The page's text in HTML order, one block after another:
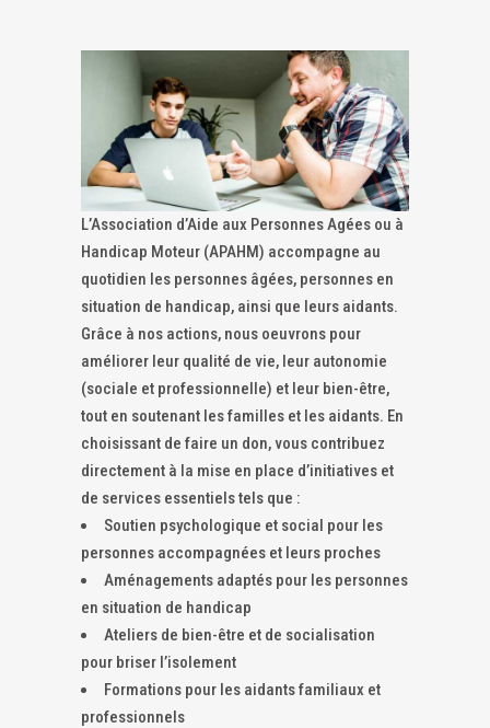
L’Association d’Aide aux Personnes Agées ou à
Handicap Moteur (APAHM) accompagne au
quotidien les personnes âgées, personnes en
situation de handicap, ainsi que leurs aidants.
Grâce à nos actions, nous oeuvrons pour
améliorer leur qualité de vie, leur autonomie
(sociale et professionnelle) et leur bien-être,
tout en soutenant les familles et les aidants. En
choisissant de faire un don, vous contribuez
directement à la mise en place d’initiatives et
de services essentiels tels que :
Soutien psychologique et social pour les
personnes accompagnées et leurs proches
Aménagements adaptés pour les personnes
en situation de handicap
Ateliers de bien-être et de socialisation
pour briser l’isolement
Formations pour les aidants familiaux et
professionnels